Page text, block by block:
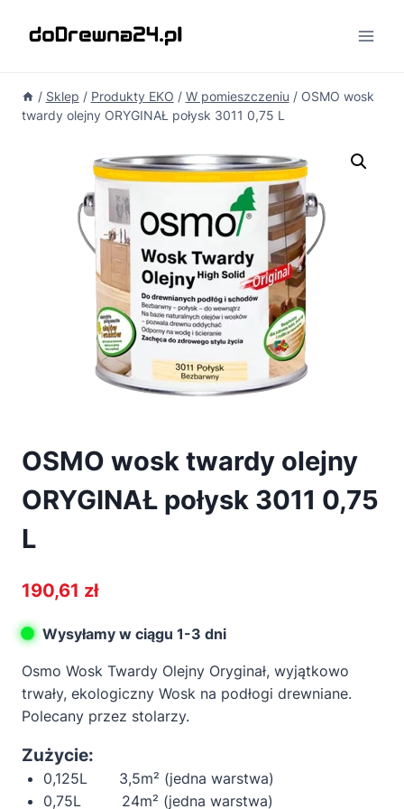
/ Sklep / Produkty EKO / W pomieszczeniu / OSMO wosk
twardy olejny ORYGINAŁ połysk 3011 0,75 L
OSMO wosk twardy olejny
ORYGINAŁ połysk 3011 0,75
L
190,61 zł
Wysyłamy w ciągu 1-3 dni
Osmo Wosk Twardy Olejny Oryginał, wyjątkowo
trwały, ekologiczny Wosk na podłogi drewniane.
Polecany przez stolarzy.
Zużycie:
0,125L 3,5m² (jedna warstwa)
0,75L 24m² (jedna warstwa)